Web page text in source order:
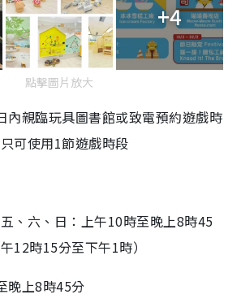
+4
點擊圖片放大
內親臨玩具圖書館或致電預約遊戲時
可使用1節遊戲時段
、六、日：上午10時至晚上8時45
12時15分至下午1時）
晚上8時45分